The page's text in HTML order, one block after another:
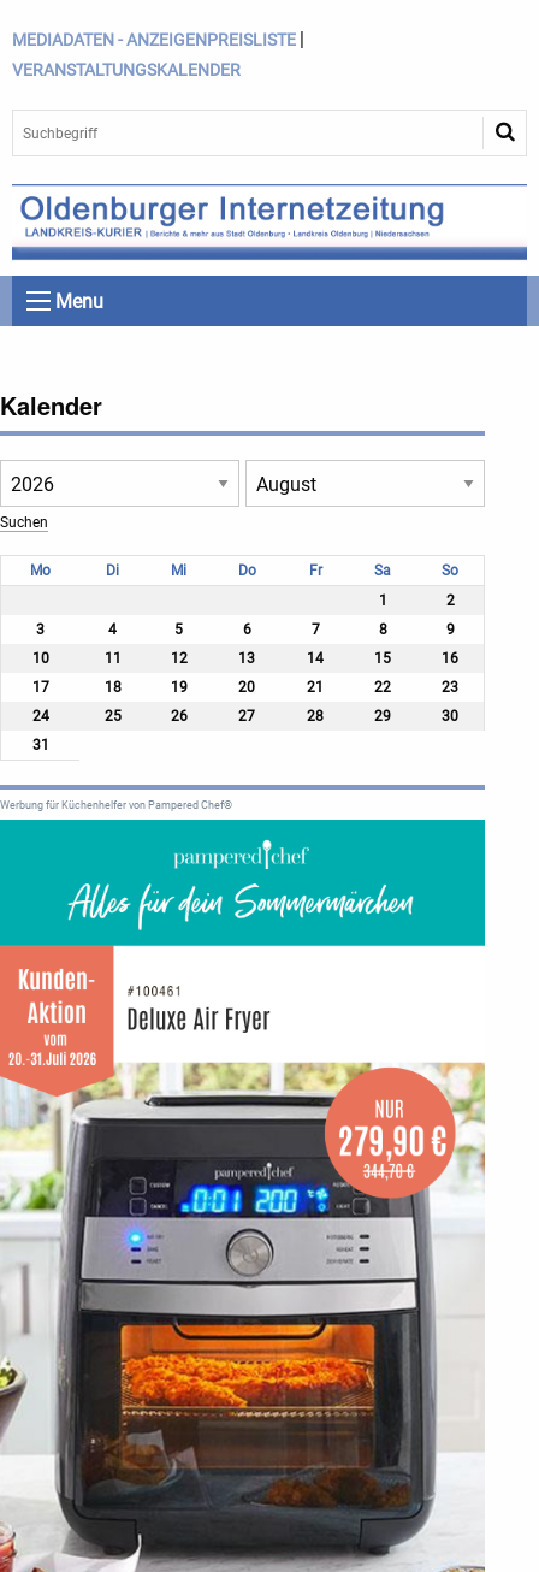
MEDIADATEN - ANZEIGENPREISLISTE |
VERANSTALTUNGSKALENDER
Menu
Kalender
Mo Di Mi Do Fr Sa
So
1
2
3
4 5 6 7 8
9
10
11 12 13 14 15
16
17
18 19 20 21 22
23
24
25 26 27 28 29
30
31
Werbung für Küchenhelfer von Pampered Chef®